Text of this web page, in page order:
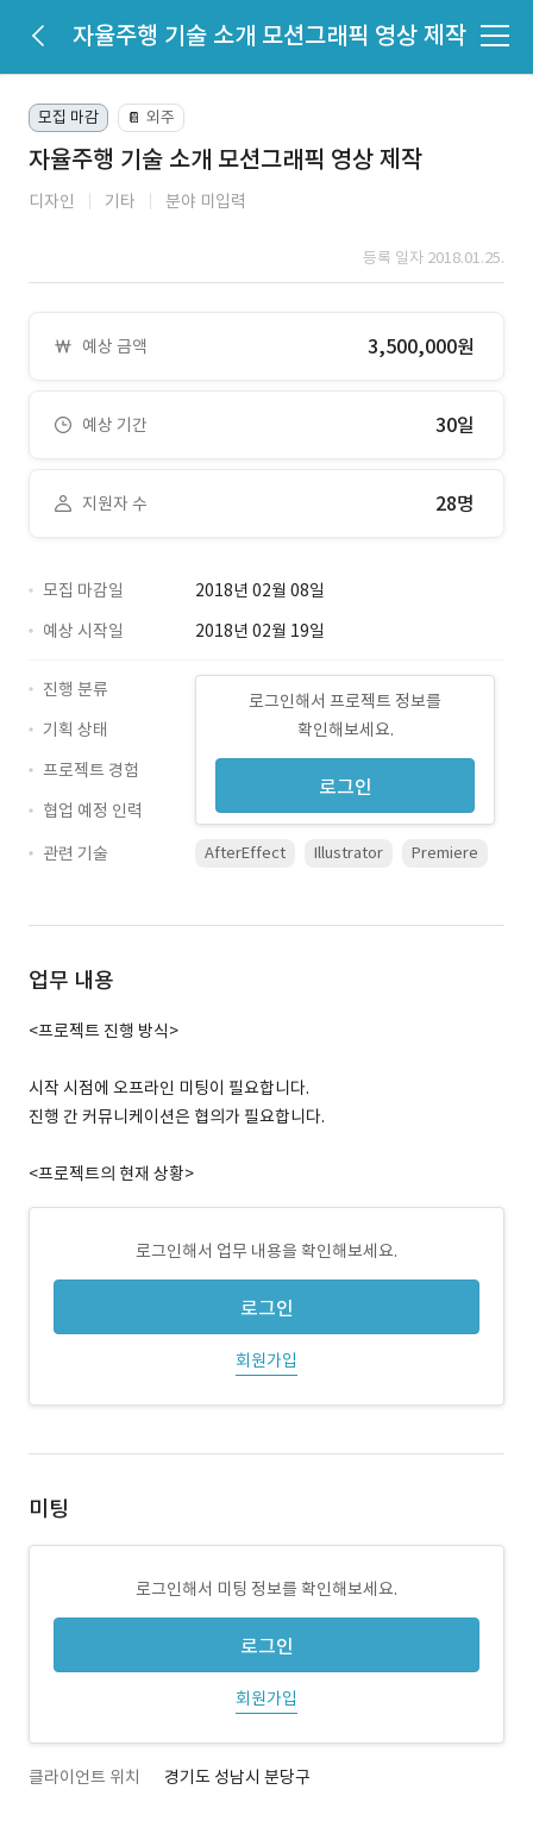
자율주행 기술 소개 모션그래픽 영상 제작
모집 마감 📔 외주
자율주행 기술 소개 모션그래픽 영상 제작
디자인 기타 분야 미입력
등록 일자 2018.01.25.
예상 금액 3,500,000원
예상 기간 30일
지원자 수 28명
모집 마감일
2018년 02월 08일
예상 시작일
2018년 02월 19일
로그인해서 프로젝트 정보를
확인해보세요.
로그인
진행 분류
기획 상태
프로젝트 경험
협업 예정 인력
관련 기술
AfterEffect Illustrator Premiere
업무 내용
<프로젝트 진행 방식>
시작 시점에 오프라인 미팅이 필요합니다.
진행 간 커뮤니케이션은 협의가 필요합니다.
<프로젝트의 현재 상황>
로그인해서 업무 내용을 확인해보세요.
로그인
회원가입
미팅
로그인해서 미팅 정보를 확인해보세요.
로그인
회원가입
클라이언트 위치 경기도 성남시 분당구